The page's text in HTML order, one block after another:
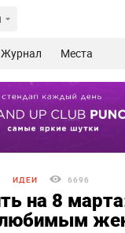
Журнал Места
ИДЕИ 6696
на 8
любимым